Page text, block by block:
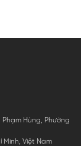
Phạm Hùng, Phường
Minh, Việt Nam